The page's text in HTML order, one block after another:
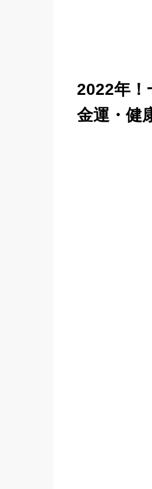
2022年！
金運・